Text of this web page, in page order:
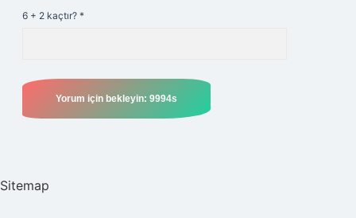
6 + 2 kaçtır? *
Sitemap